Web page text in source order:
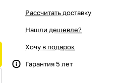
Рассчитать доставку
Нашли дешевле?
Хочу в подарок
Гарантия 5 лет